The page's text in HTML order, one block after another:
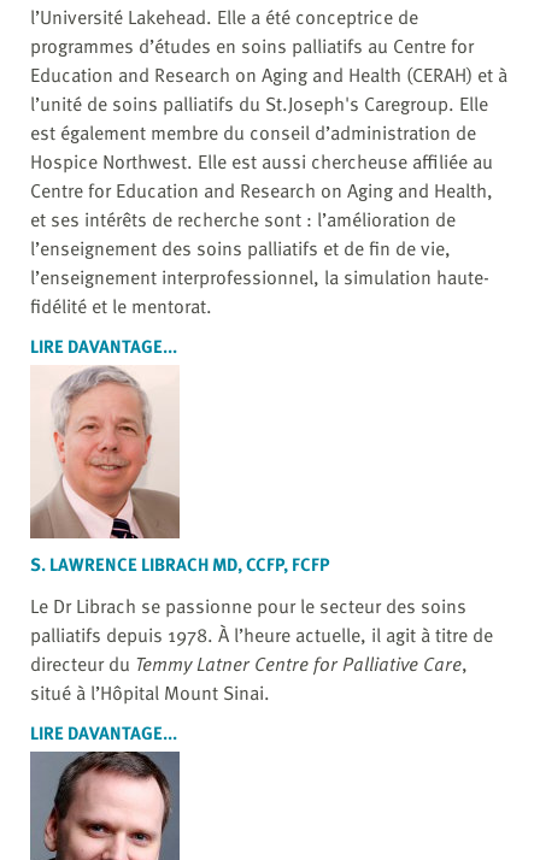
l’Université Lakehead. Elle a été conceptrice de
programmes d’études en soins palliatifs au Centre for
Education and Research on Aging and Health (CERAH) et à
l’unité de soins palliatifs du St.Joseph's Caregroup. Elle
est également membre du conseil d’administration de
Hospice Northwest. Elle est aussi chercheuse affiliée au
Centre for Education and Research on Aging and Health,
et ses intérêts de recherche sont : l’amélioration de
l’enseignement des soins palliatifs et de fin de vie,
l’enseignement interprofessionnel, la simulation haute-
fidélité et le mentorat.
LIRE DAVANTAGE...
S. LAWRENCE LIBRACH MD, CCFP, FCFP
Le Dr Librach se passionne pour le secteur des soins
palliatifs depuis 1978. À l’heure actuelle, il agit à titre de
directeur du Temmy Latner Centre for Palliative Care,
situé à l’Hôpital Mount Sinai.
LIRE DAVANTAGE...